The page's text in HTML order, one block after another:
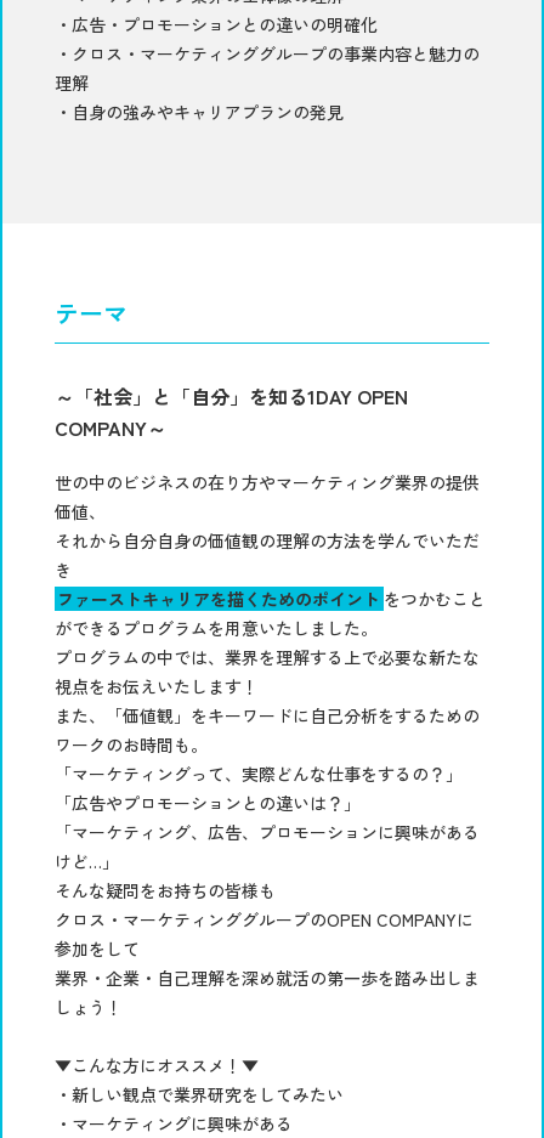
・広告・プロモーションとの違いの明確化
・クロス・マーケティンググループの事業内容と魅力の
理解
・自身の強みやキャリアプランの発見
テーマ
～「社会」と「自分」を知る1DAY OPEN
COMPANY～
世の中のビジネスの在り方やマーケティング業界の提供
価値、
それから自分自身の価値観の理解の方法を学んでいただ
き
ファーストキャリアを描くためのポイント をつかむこと
ができるプログラムを用意いたしました。
プログラムの中では、業界を理解する上で必要な新たな
視点をお伝えいたします！
また、「価値観」をキーワードに自己分析をするための
ワークのお時間も。
「マーケティングって、実際どんな仕事をするの？」
「広告やプロモーションとの違いは？」
「マーケティング、広告、プロモーションに興味がある
けど…」
そんな疑問をお持ちの皆様も
クロス・マーケティンググループのOPEN COMPANYに
参加をして
業界・企業・自己理解を深め就活の第一歩を踏み出しま
しょう！
▼こんな方にオススメ！▼
・新しい観点で業界研究をしてみたい
・マーケティングに興味がある